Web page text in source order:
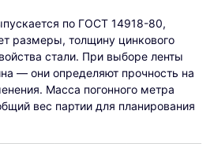
по ГОСТ 14918-80,
размеры, толщину цинкового
стали. При выборе ленты
— они определяют прочность на
Масса погонного метра
вес партии для планирования